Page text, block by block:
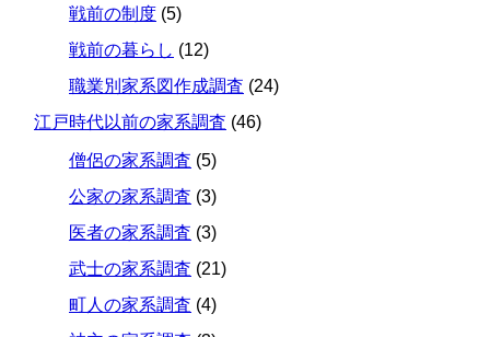
戦前の制度 (5)
戦前の暮らし (12)
職業別家系図作成調査 (24)
江戸時代以前の家系調査 (46)
僧侶の家系調査 (5)
公家の家系調査 (3)
医者の家系調査 (3)
武士の家系調査 (21)
町人の家系調査 (4)